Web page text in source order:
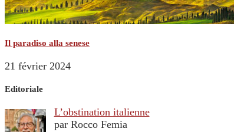
Il paradiso alla senese
21 février 2024
Editoriale
L’obstination italienne
par Rocco Femia